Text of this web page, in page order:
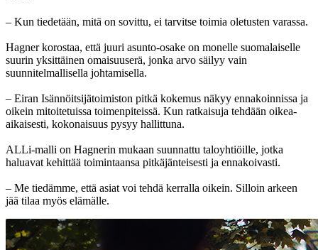
– Kun tiedetään, mitä on sovittu, ei tarvitse toimia oletusten varassa.
Hagner korostaa, että juuri asunto-osake on monelle suomalaiselle
suurin yksittäinen omaisuuserä, jonka arvo säilyy vain
suunnitelmallisella johtamisella.
– Eiran Isännöitsijätoimiston pitkä kokemus näkyy ennakoinnissa ja
oikein mitoitetuissa toimenpiteissä. Kun ratkaisuja tehdään oikea-
aikaisesti, kokonaisuus pysyy hallittuna.
ALLi-malli on Hagnerin mukaan suunnattu taloyhtiöille, jotka
haluavat kehittää toimintaansa pitkäjänteisesti ja ennakoivasti.
– Me tiedämme, että asiat voi tehdä kerralla oikein. Silloin arkeen
jää tilaa myös elämälle.